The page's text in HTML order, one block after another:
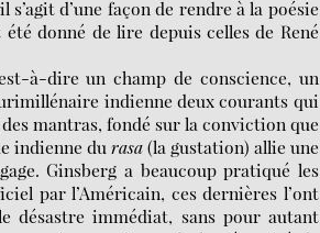
d’une façon de rendre à la poésie
donné de lire depuis celles de René
à-dire un champ de conscience, un
indienne deux courants qui
mantras, fondé sur la conviction que
indienne du rasa(la gustation) allie une
Ginsberg a beaucoup pratiqué les
par l’Américain, ces dernières l’ont
désastre immédiat, sans pour autant